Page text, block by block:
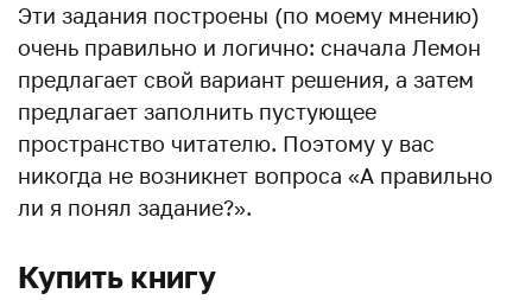
Эти задания построены (по моему мнению)
очень правильно и логично: сначала Лемон
предлагает свой вариант решения, а затем
предлагает заполнить пустующее
пространство читателю. Поэтому у вас
никогда не возникнет вопроса «А правильно
ли я понял задание?».
Купить книгу